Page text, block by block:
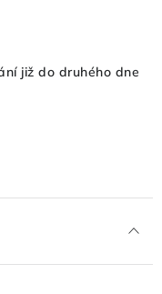
již do druhého dne